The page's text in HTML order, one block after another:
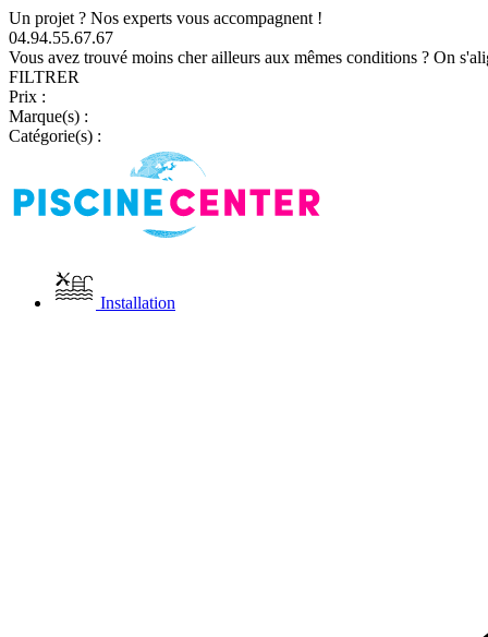
Un projet ? Nos experts vous accompagnent !
04.94.55.67.67
Vous avez trouvé moins cher ailleurs aux mêmes conditions ? On
FILTRER
Prix :
Marque(s) :
Catégorie(s) :
Installation